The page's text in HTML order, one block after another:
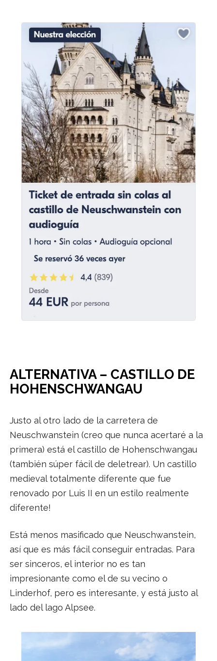
ALTERNATIVA – CASTILLO DE
HOHENSCHWANGAU
Justo al otro lado de la carretera de
Neuschwanstein (creo que nunca acertaré a la
primera) está el castillo de Hohenschwangau
(también súper fácil de deletrear). Un castillo
medieval totalmente diferente que fue
renovado por Luis II en un estilo realmente
diferente!
Está menos masificado que Neuschwanstein,
así que es más fácil conseguir entradas. Para
ser sinceros, el interior no es tan
impresionante como el de su vecino o
Linderhof, pero es interesante, y está justo al
lado del lago Alpsee.